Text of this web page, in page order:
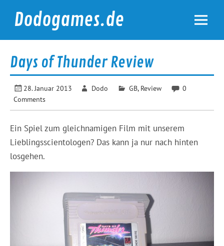
contentDodogames.de
Days of Thunder Review
28. Januar 2013 Dodo GB, Review
0
Comments
Ein Spiel zum gleichnamigen Film mit unserem
Lieblingsscientologen? Das kann ja nur nach hinten
losgehen.